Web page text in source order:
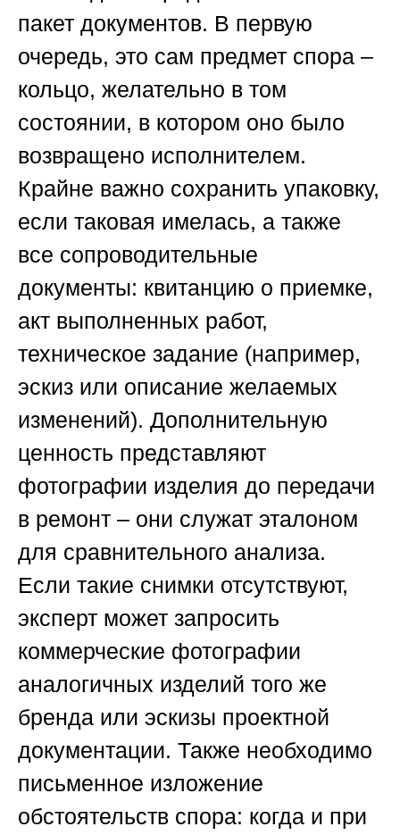
пакет документов. В первую
очередь, это сам предмет спора –
кольцо, желательно в том
состоянии, в котором оно было
возвращено исполнителем.
Крайне важно сохранить упаковку,
если таковая имелась, а также
все сопроводительные
документы: квитанцию о приемке,
акт выполненных работ,
техническое задание (например,
эскиз или описание желаемых
изменений). Дополнительную
ценность представляют
фотографии изделия до передачи
в ремонт – они служат эталоном
для сравнительного анализа.
Если такие снимки отсутствуют,
эксперт может запросить
коммерческие фотографии
аналогичных изделий того же
бренда или эскизы проектной
документации. Также необходимо
письменное изложение
обстоятельств спора: когда и при